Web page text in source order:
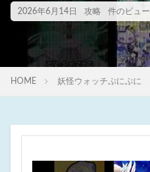
2026年6月14日 攻略 件のビュー
HOME 妖怪ウォッチぷにぷに